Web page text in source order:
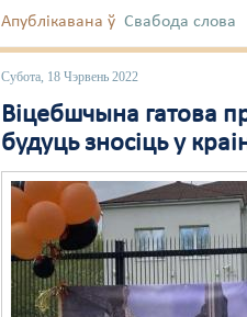
Апублікавана ў Свабода слова
Субота, 18 Чэрвень 2022
Віцебшчына гатова
будуць зносіць у